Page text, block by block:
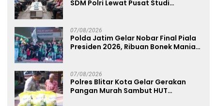
SDM Polri Lewat Pusat Studi
07/08/2026
Polda Jatim Gelar Nobar Final Piala
Presiden 2026, Ribuan Bonek Mania
07/08/2026
Polres Blitar Kota Gelar Gerakan
Pangan Murah Sambut HUT